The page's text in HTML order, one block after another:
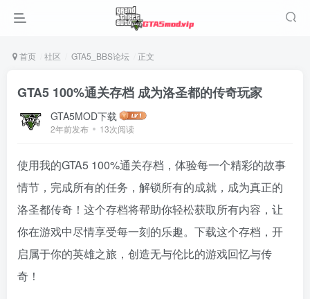
首页 社区 GTA5_BBS论坛 正文
GTA5 100%通关存档 成为洛圣都的传奇玩家
GTA5MOD下载
2年前发布 13次阅读
使用我的GTA5 100%通关存档，体验每一个精彩的故事
情节，完成所有的任务，解锁所有的成就，成为真正的
洛圣都传奇！这个存档将帮助你轻松获取所有内容，让
你在游戏中尽情享受每一刻的乐趣。下载这个存档，开
启属于你的英雄之旅，创造无与伦比的游戏回忆与传
奇！